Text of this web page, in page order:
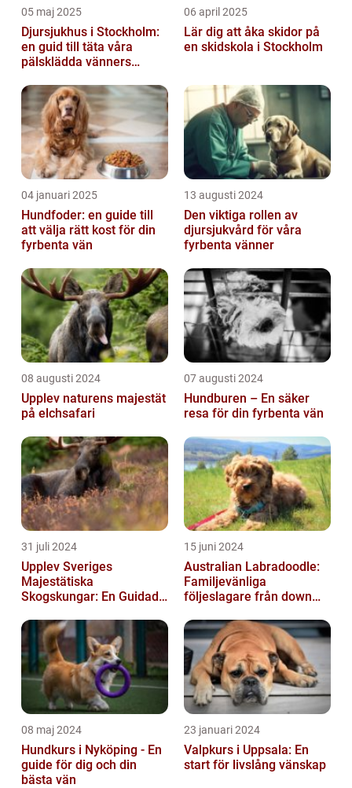
05 maj 2025
Djursjukhus i Stockholm:
en guid till täta våra
pälsklädda vänners
06 april 2025
Lär dig att åka skidor på
en skidskola i Stockholm
04 januari 2025
Hundfoder: en guide till
att välja rätt kost för din
fyrbenta vän
13 augusti 2024
Den viktiga rollen av
djursjukvård för våra
fyrbenta vänner
08 augusti 2024
Upplev naturens majestät
på elchsafari
07 augusti 2024
Hundburen – En säker
resa för din fyrbenta vän
31 juli 2024
Upplev Sveriges
Majestätiska
Skogskungar: En Guidad
15 juni 2024
Australian Labradoodle:
Familjevänliga
följeslagare från down
08 maj 2024
Hundkurs i Nyköping - En
guide för dig och din
bästa vän
23 januari 2024
Valpkurs i Uppsala: En
start för livslång vänskap